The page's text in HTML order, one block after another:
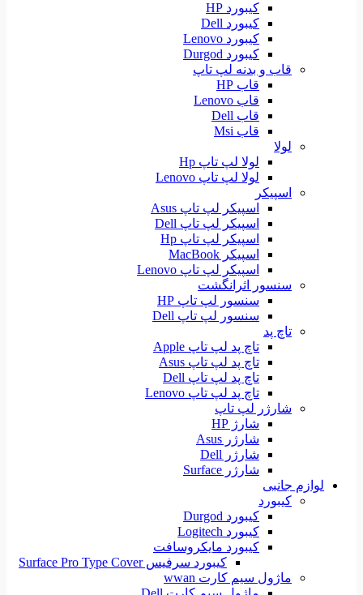
کیبورد HP
کیبورد Dell
کیبورد Lenovo
کیبورد Durgod
قاب و بدنه لپ تاپ
قاب HP
قاب Lenovo
قاب Dell
قاب Msi
لولا
لولا لپ تاپ Hp
لولا لپ تاپ Lenovo
اسپیکر
اسپیکر لپ تاپ Asus
اسپیکر لپ تاپ Dell
اسپیکر لپ تاپ Hp
اسپیکر MacBook
اسپیکر لپ تاپ Lenovo
سنسور اثرانگشت
سنسور لپ تاپ HP
سنسور لپ تاپ Dell
تاچ پد
تاچ پد لپ تاپ Apple
تاچ پد لپ تاپ Asus
تاچ پد لپ تاپ Dell
تاچ پد لپ تاپ Lenovo
شارژر لپ تاپ
شارژ HP
شارژر Asus
شارژر Dell
شارژر Surface
لوازم جانبی
کیبورد
کیبورد Durgod
کیبورد Logitech
کیبورد مایکروسافت
کیبورد سرفیس Surface Pro Type Cover
ماژول سیم کارت wwan